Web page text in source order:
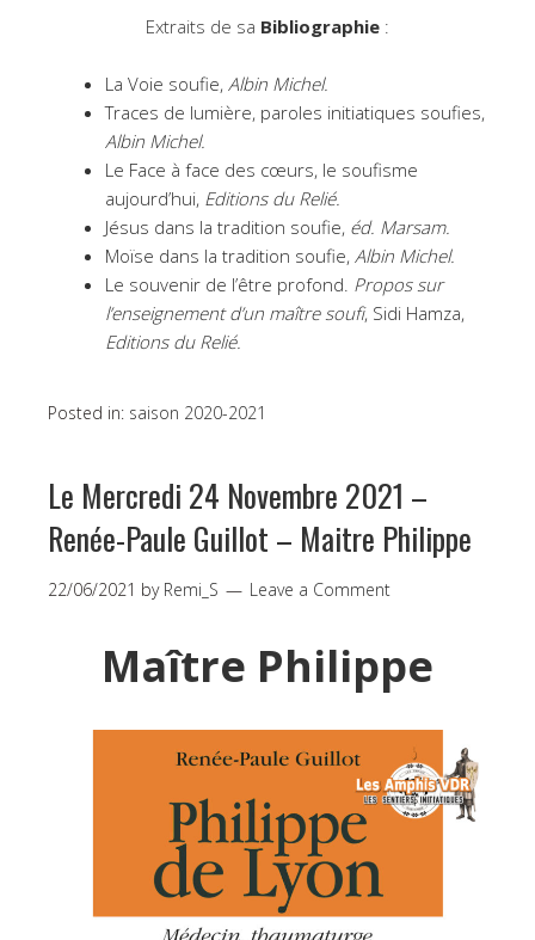
Extraits de sa Bibliographie :
La Voie soufie, Albin Michel.
Traces de lumière, paroles initiatiques soufies,
Albin Michel.
Le Face à face des cœurs, le soufisme
aujourd’hui, Editions du Relié.
Jésus dans la tradition soufie, éd. Marsam.
Moïse dans la tradition soufie, Albin Michel.
Le souvenir de l’être profond. Propos sur
l’enseignement d’un maître soufi, Sidi Hamza,
Editions du Relié.
Posted in: saison 2020-2021
Le Mercredi 24 Novembre 2021 –
Renée-Paule Guillot – Maitre Philippe
22/06/2021 by Remi_S Leave a Comment
Maître Philippe